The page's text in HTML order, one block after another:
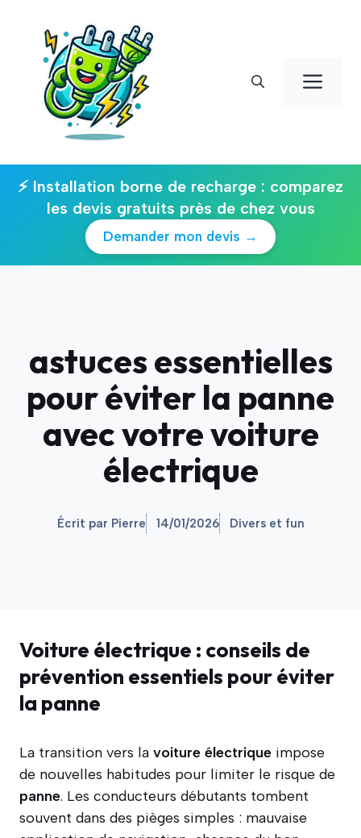
contenu
⚡ Installation borne de recharge : comparez
les devis gratuits près de chez vous
Demander mon devis →
astuces essentielles
pour éviter la panne
avec votre voiture
électrique
Écrit par Pierre 14/01/2026 Divers et fun
Voiture électrique : conseils de
prévention essentiels pour éviter
la panne
La transition vers la voiture électrique impose
de nouvelles habitudes pour limiter le risque de
panne. Les conducteurs débutants tombent
souvent dans des pièges simples : mauvaise